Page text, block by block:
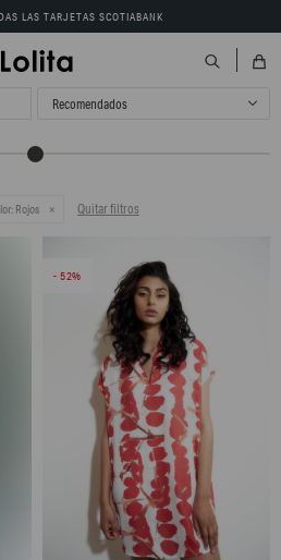
LAS TARJETAS SCOTIABANK
Recomendados
Rojos Quitar filtros
52